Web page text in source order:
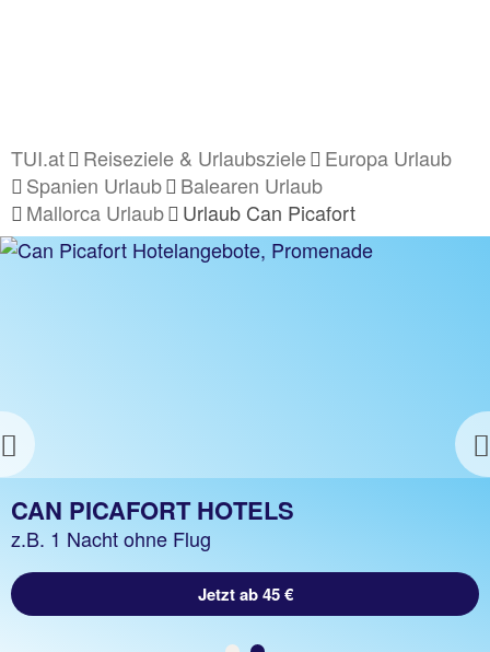
TUI.at Reiseziele & Urlaubsziele
Europa Urlaub
Spanien Urlaub
Balearen Urlaub
Mallorca Urlaub
Urlaub Can Picafort
Previous
URLAUB CAN PICAFORT
z.B. 1 Woche Hotel inkl. Flug
Jetzt ab 346 €
CAN PICAFORT HOTELS
z.B. 1 Nacht ohne Flug
Jetzt ab 45 €